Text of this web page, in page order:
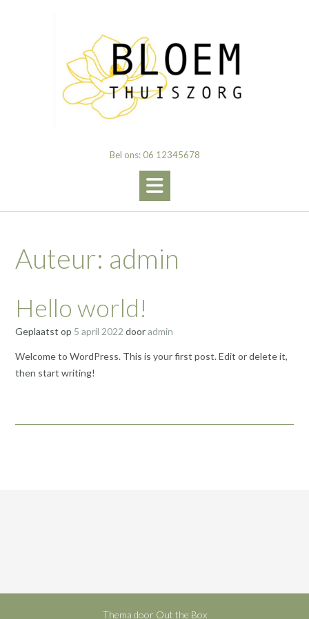
Bel ons: 06 12345678
Auteur: admin
Hello world!
Geplaatst op 5 april 2022 dooradmin
Welcome to WordPress. This is your first post. Edit or delete it,
then start writing!
Thema door Out the Box